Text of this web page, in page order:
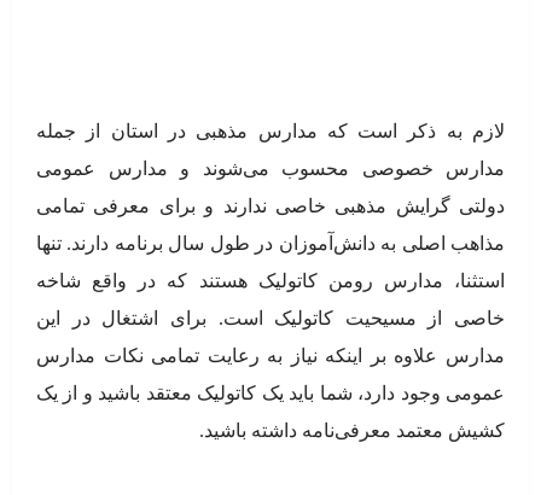
لازم به ذکر است که مدارس مذهبی در استان از جمله
مدارس خصوصی محسوب می‌شوند و مدارس عمومی
دولتی گرایش مذهبی خاصی ندارند و برای معرفی تمامی
مذاهب اصلی به دانش‌آموزان در طول سال برنامه دارند. تنها
استثنا، مدارس رومن کاتولیک هستند که در واقع شاخه
خاصی از مسیحیت کاتولیک است. برای اشتغال در این
مدارس علاوه بر اینکه نیاز به رعایت تمامی نکات مدارس
عمومی وجود دارد، شما باید یک کاتولیک معتقد باشید و از یک
کشیش معتمد معرفی‌نامه داشته باشید.